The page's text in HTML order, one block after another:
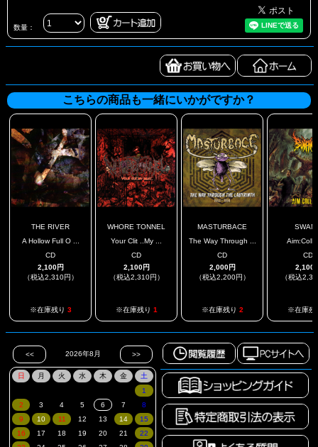
数量：
こちらの商品も一緒にいかがですか？
THE RIVER
A Hollow Full O ...
CD
2,100円
（税込2,310円）
※在庫残り 3
WHORE TONNEL
Your Clit ..My ...
CD
2,100円
（税込2,310円）
※在庫残り 1
MASTURBACE
The Way Through ...
CD
2,000円
（税込2,200円）
※在庫残り 2
CD
2,100
（税込
※在庫残